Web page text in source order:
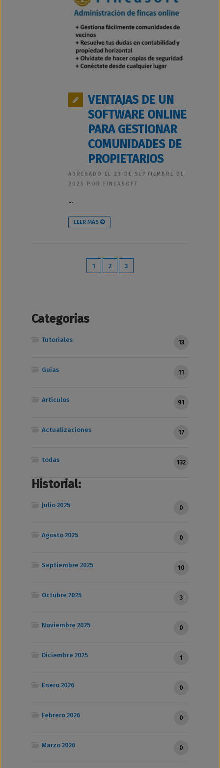
VENTAJAS DE UN
SOFTWARE ONLINE
PARA GESTIONAR
COMUNIDADES DE
PROPIETARIOS
AGREGADO EL 23 DE SEPTIEMBRE DE
2025 POR FINCASOFT
...
LEER MÁS
1 2 3
Categorias
Tutoriales 13
Guías 11
Artículos 91
Actualizaciones 17
todas 132
Historial:
Julio 2025 0
Agosto 2025 0
Septiembre 2025 10
Octubre 2025 3
Noviembre 2025 0
Diciembre 2025 1
Enero 2026 0
Febrero 2026 0
Marzo 2026 0